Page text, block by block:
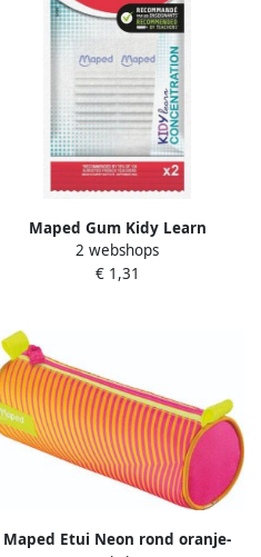
Maped Gum Kidy Learn
Concentration set Ã 2 stuks wit
2 webshops
€ 1,31
Maped Etui Neon rond oranje-